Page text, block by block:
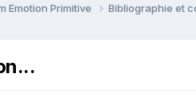
Emotion Primitive Bibliographie et